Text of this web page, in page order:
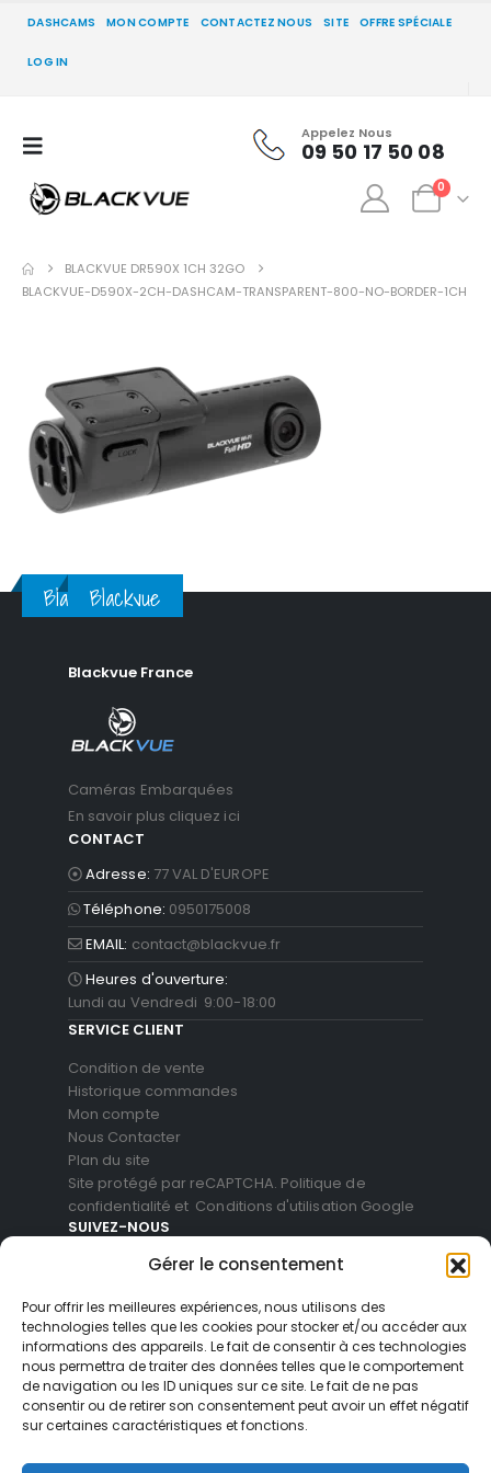
Gérer le consentement
Pour offrir les meilleures expériences, nous utilisons des
technologies telles que les cookies pour stocker et/ou accéder aux
informations des appareils. Le fait de consentir à ces technologies
nous permettra de traiter des données telles que le comportement
de navigation ou les ID uniques sur ce site. Le fait de ne pas
consentir ou de retirer son consentement peut avoir un effet négatif
sur certaines caractéristiques et fonctions.
DASHCAMS MON COMPTE CONTACTEZ NOUS SITE OFFRE SPÉCIALE
LOG IN
Appelez Nous
09 50 17 50 08
0
BLACKVUE DR590X 1CH 32GO
BLACKVUE-D590X-2CH-DASHCAM-TRANSPARENT-800-NO-BORDER-1CH
BlackvueBlackvue
Blackvue France
Caméras Embarquées
En savoir plus cliquez ici
CONTACT
Adresse: 77 VAL D'EUROPE
Téléphone: 0950175008
EMAIL: contact@blackvue.fr
Heures d'ouverture:
Lundi au Vendredi 9:00-18:00
SERVICE CLIENT
Condition de vente
Historique commandes
Mon compte
Nous Contacter
Plan du site
Site protégé par reCAPTCHA. Politique de
confidentialité et Conditions d'utilisation Google
SUIVEZ-NOUS